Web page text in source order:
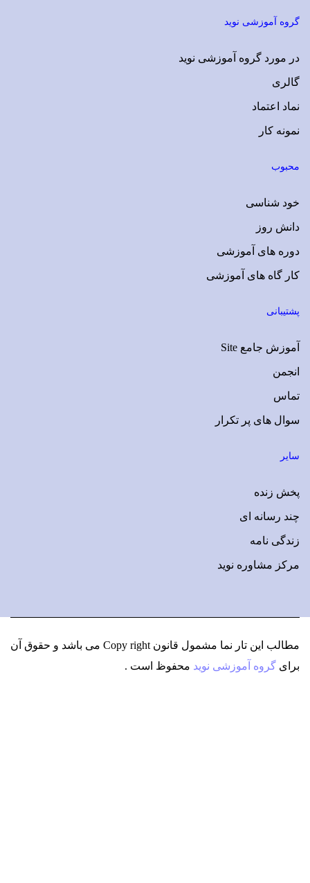
Plus
گروه آموزشی نوید
در مورد گروه آموزشی نوید
گالری
نماد اعتماد
نمونه کار
محبوب
خود شناسی
دانش روز
دوره های آموزشی
کار گاه های آموزشی
پشتیبانی
آموزش جامع Site
انجمن
تماس
سوال های پر تکرار
سایر
پخش زنده
چند رسانه ای
زندگی نامه
مرکز مشاوره نوید
مطالب این تار نما مشمول قانون Copy right می باشد
و حقوق آن
برای گروه آموزشی نوید محفوظ است .